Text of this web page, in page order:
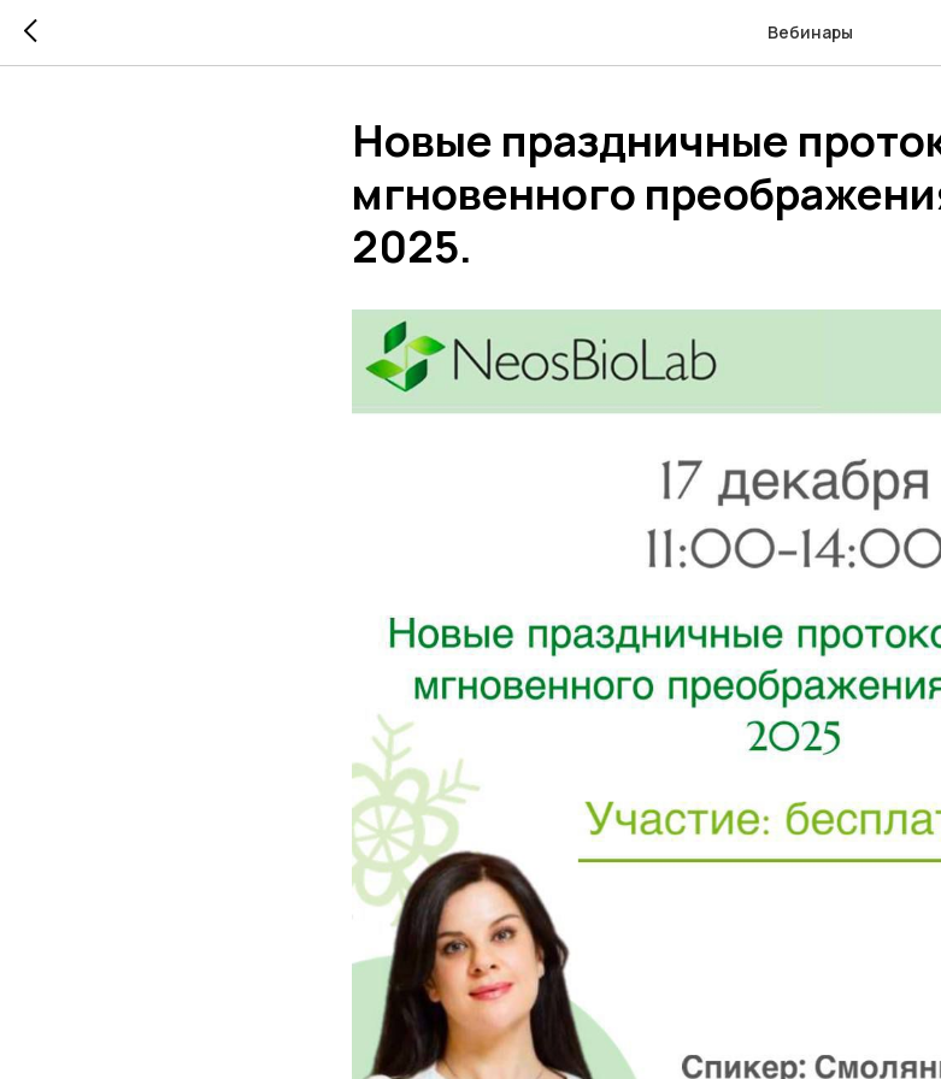
Вебинары
Новые праздничные
мгновенного
2025.